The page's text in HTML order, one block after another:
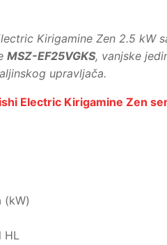
Kirigamine Zen 2.5 kW
MSZ-EF25VGKS, vanjske
upravljača.
Electric Kirigamine Zen
(kW)
HL